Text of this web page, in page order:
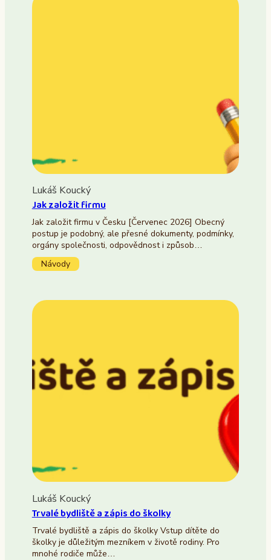
Lukáš Koucký
Jak založit firmu
Jak založit firmu v Česku [Červenec 2026] Obecný
postup je podobný, ale přesné dokumenty, podmínky,
orgány společnosti, odpovědnost i způsob…
Návody
Lukáš Koucký
Trvalé bydliště a zápis do školky
Trvalé bydliště a zápis do školky Vstup dítěte do
školky je důležitým mezníkem v životě rodiny. Pro
mnohé rodiče může…